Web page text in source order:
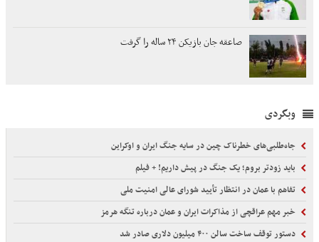
صاعقه جان بازیکن ۲۴ ساله را گرفت
وبگردی
جاه‌طلبی‌های خطرناک چین در سایه جنگ‌ ایران و اوکراین
باید زودتر بروم؛ یک جنگ در پیش داریم! + فیلم
تفاهم با عمان در انتظار تأیید شورای عالی امنیت ملی
خبر مهم عراقچی از مذاکرات ایران و عمان درباره تنگه هرمز
دستور توقف ساخت سالن ۴۰۰ میلیون دلاری صادر شد